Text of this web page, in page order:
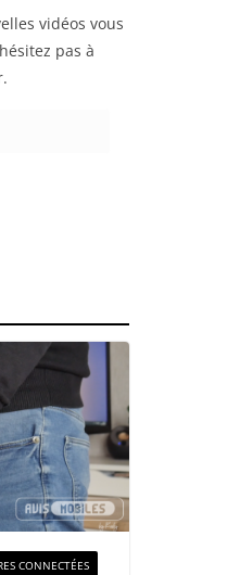
vidéos vous
pas à
CONNECTÉES